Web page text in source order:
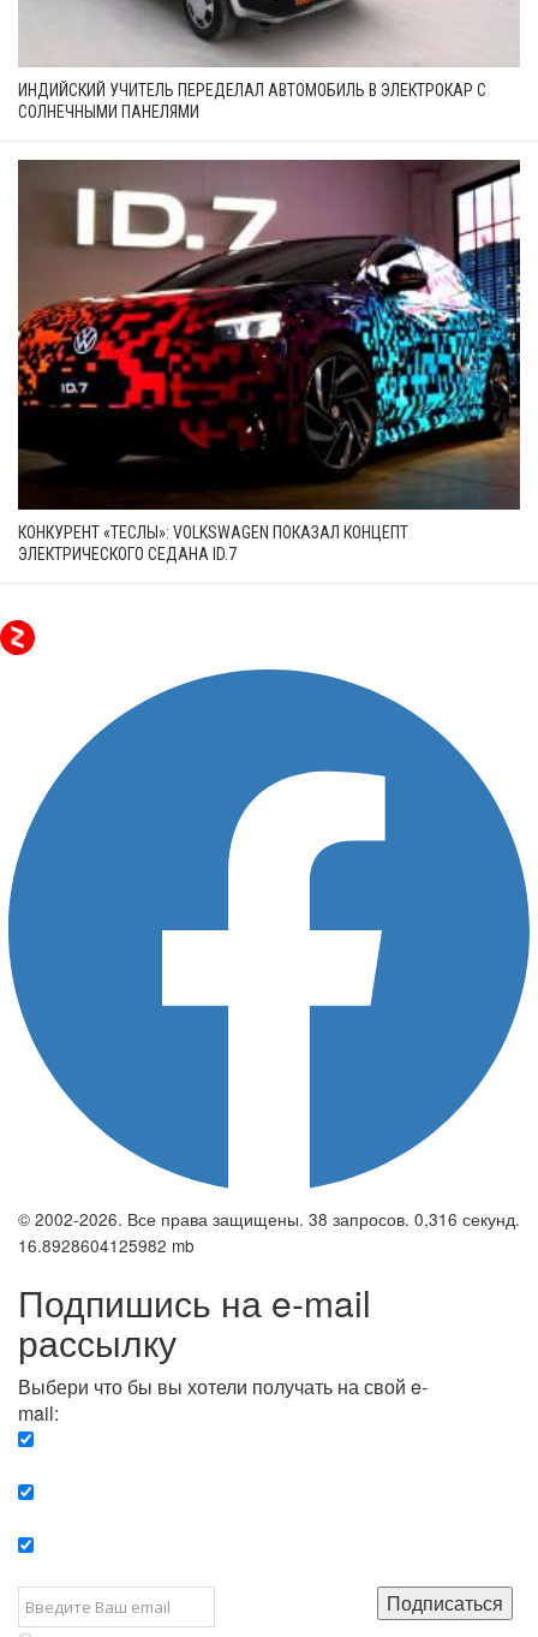
ИНДИЙСКИЙ УЧИТЕЛЬ ПЕРЕДЕЛАЛ АВТОМОБИЛЬ В ЭЛЕКТРОКАР С
СОЛНЕЧНЫМИ ПАНЕЛЯМИ
КОНКУРЕНТ «ТЕСЛЫ»: VOLKSWAGEN ПОКАЗАЛ КОНЦЕПТ
ЭЛЕКТРИЧЕСКОГО СЕДАНА ID.7
© 2002-2026. Все права защищены. 38 запросов. 0,316 секунд.
16.8928604125982 mb
Подпишись на e-mail
рассылку
Выбери что бы вы хотели получать на свой e-
mail:
Подписаться